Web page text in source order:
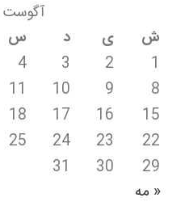
آگوست 2026
ش
ی د س
1
2
3
4
8
9
10
11
15
16
17
18
22
23
24
25
29
30
31
« مه